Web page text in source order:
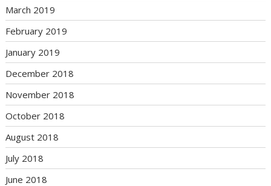
March 2019
February 2019
January 2019
December 2018
November 2018
October 2018
August 2018
July 2018
June 2018